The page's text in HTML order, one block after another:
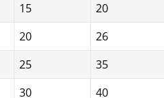
15 20
20 26
25 35
30 40